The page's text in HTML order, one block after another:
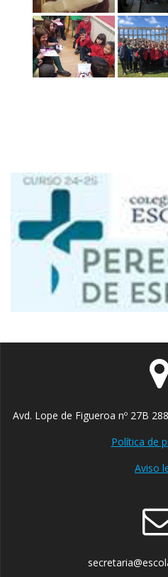
Avd. Lope de Figueroa nº 27B
Política de
Aviso